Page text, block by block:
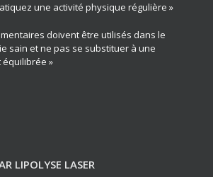
une activité physique régulière »
doivent être utilisés dans le
sain et ne pas se substituer à une
»
LIPOLYSE LASER